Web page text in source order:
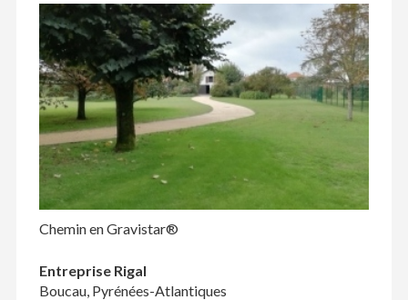
Chemin en Gravistar®
Entreprise Rigal
Boucau, Pyrénées-Atlantiques